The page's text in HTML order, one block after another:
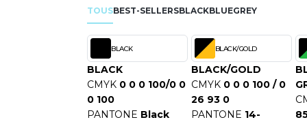
R
REGATTA
RESULT
RICA LEWIS
RUSSELL ATHLETIC®
RUSSELL ATHLETIC®
TOUSBEST-SELLERSBLACKBLUEGREY
BLACK
BLACK
CMYK 0 0 0 100/0 0
0 100
PANTONE Black
BLACK/GOLD
BLACK/GOLD
CMYK 0 0 0 100 / 0
26 93 0
PANTONE 14-